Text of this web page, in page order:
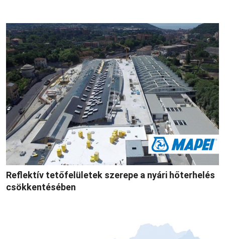
Reflektív tetőfelületek szerepe a nyári hőterhelés
csökkentésében